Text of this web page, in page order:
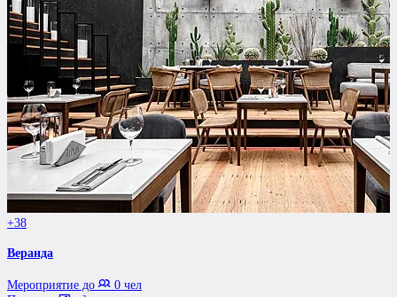
+38
Веранда
Мероприятие до
0 чел